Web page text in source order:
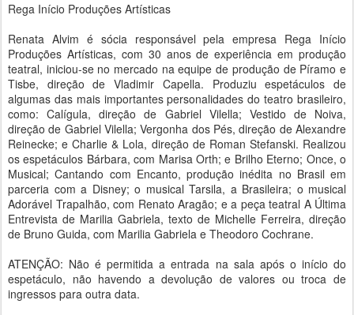
Rega Início Produções Artísticas
Renata Alvim é sócia responsável pela empresa Rega Início
Produções Artísticas, com 30 anos de experiência em produção
teatral, iniciou-se no mercado na equipe de produção de Píramo e
Tisbe, direção de Vladimir Capella. Produziu espetáculos de
algumas das mais importantes personalidades do teatro brasileiro,
como: Calígula, direção de Gabriel Vilella; Vestido de Noiva,
direção de Gabriel Vilella; Vergonha dos Pés, direção de Alexandre
Reinecke; e Charlie & Lola, direção de Roman Stefanski. Realizou
os espetáculos Bárbara, com Marisa Orth; e Brilho Eterno; Once, o
Musical; Cantando com Encanto, produção inédita no Brasil em
parceria com a Disney; o musical Tarsila, a Brasileira; o musical
Adorável Trapalhão, com Renato Aragão; e a peça teatral A Última
Entrevista de Marilia Gabriela, texto de Michelle Ferreira, direção
de Bruno Guida, com Marilia Gabriela e Theodoro Cochrane.
ATENÇÃO: Não é permitida a entrada na sala após o início do
espetáculo, não havendo a devolução de valores ou troca de
ingressos para outra data.